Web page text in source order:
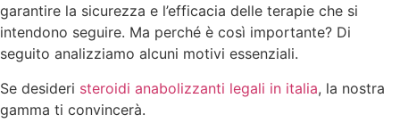
garantire la sicurezza e l’efficacia delle terapie che si
intendono seguire. Ma perché è così importante? Di
seguito analizziamo alcuni motivi essenziali.
Se desideri steroidi anabolizzanti legali in italia, la nostra
gamma ti convincerà.